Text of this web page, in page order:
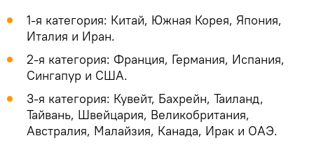
1-я категория: Китай, Южная Корея, Япония,
Италия и Иран.
2-я категория: Франция, Германия, Испания,
Сингапур и США.
3-я категория: Кувейт, Бахрейн, Таиланд,
Тайвань, Швейцария, Великобритания,
Австралия, Малайзия, Канада, Ирак и ОАЭ.